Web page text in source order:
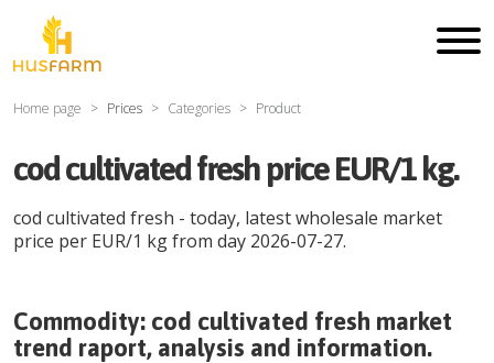
Home page Prices Categories Product
cod cultivated fresh price EUR/1 kg.
cod cultivated fresh - today, latest wholesale market
price per EUR/1 kgfrom day 2026-07-27.
Commodity: cod cultivated fresh market
trend raport, analysis and information.